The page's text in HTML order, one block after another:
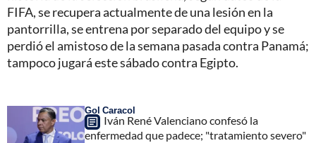
FIFA, se recupera actualmente de una lesión en la
pantorrilla, se entrena por separado del equipo y se
perdió el amistoso de la semana pasada contra Panamá;
tampoco jugará este sábado contra Egipto.
Gol Caracol
Iván René Valenciano confesó la
enfermedad que padece; "tratamiento severo"